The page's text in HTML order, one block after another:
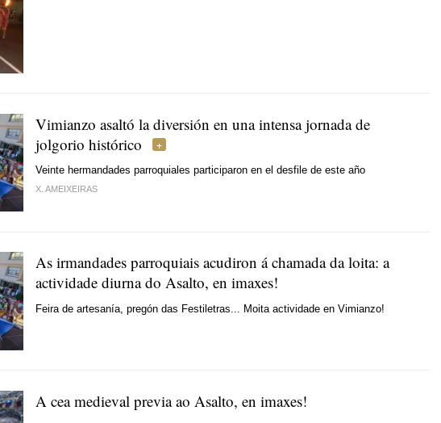
Vimianzo asaltó la diversión en una intensa jornada de
jolgorio histórico
Veinte hermandades parroquiales participaron en el desfile de este año
X. AMEIXEIRAS
As irmandades parroquiais acudiron á chamada da loita: a
actividade diurna do Asalto, en imaxes!
Feira de artesanía, pregón das Festiletras... Moita actividade en Vimianzo!
A cea medieval previa ao Asalto, en imaxes!